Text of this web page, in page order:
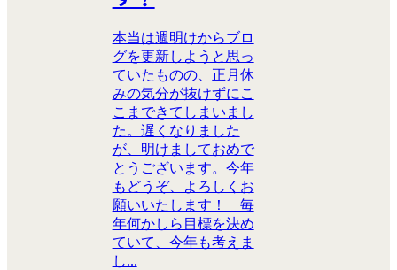
本当は週明けからブロ
グを更新しようと思っ
ていたものの、正月休
みの気分が抜けずにこ
こまできてしまいまし
た。遅くなりました
が、明けましておめで
とうございます。今年
もどうぞ、よろしくお
願いいたします！ 毎
年何かしら目標を決め
ていて、今年も考えま
し...